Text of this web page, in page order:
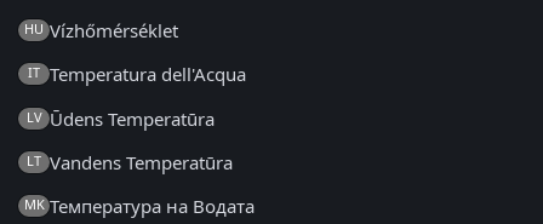
HU Vízhőmérséklet
IT Temperatura dell'Acqua
LV Ūdens Temperatūra
LT Vandens Temperatūra
MK Температура на Водата